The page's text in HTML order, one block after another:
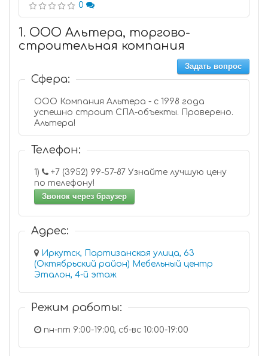
0
1. ООО Альтера, торгово-
строительная компания
Задать вопрос
Сфера:
ООО Компания Альтера - с 1998 года
успешно строит СПА-объекты. Проверено.
Альтера!
Телефон:
1)
по телефону!
Звонок через браузер
Адрес:
Иркутск, Партизанская улица, 63
(Октябрьский район) Мебельный центр
Эталон, 4-й этаж
Режим работы:
пн-пт 9:00-19:00, сб-вс 10:00-19:00